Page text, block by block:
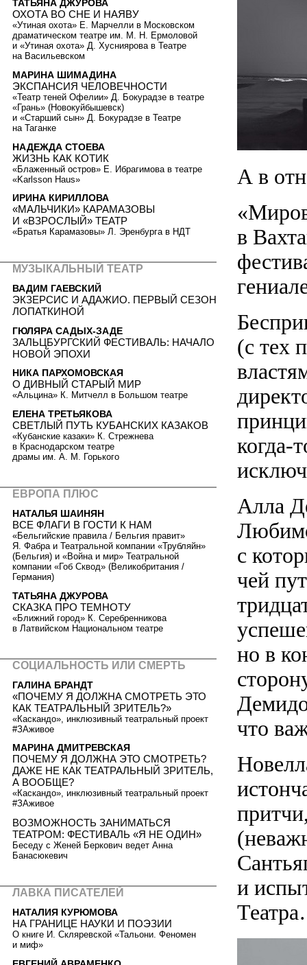
А в
в
(с тех
когда-
Алла
с
чей
но в
что
и
ТАТЬЯНА ДЖУРОВА
ОХОТА ВО СНЕ И НАЯВУ
«Утиная охота» Е. Марчелли в Московском
драматическом театре им. М. Н. Ермоловой
и «Утиная охота» Д. Хусниярова в Театре
на Васильевском
МАРИНА ШИМАДИНА
ЭКСПАНСИЯ ЧЕЛОВЕЧНОСТИ
«Театр теней Офелии» Д. Бокурадзе в театре
«Грань» (Новокуйбышевск)
и «Старший сын» Д. Бокурадзе в Театре
на Таганке
НАДЕЖДА СТОЕВА
ЖИЗНЬ КАК КОТИК
«Блаженный остров» Е. Ибрагимова в театре
«Karlsson Haus»
ИРИНА КИРИЛЛОВА
«МАЛЬЧИКИ» КАРАМАЗОВЫ
И «ВЗРОСЛЫЙ» ТЕАТР
«Братья Карамазовы» Л. Эренбурга в НДТ
МУЗЫКАЛЬНЫЙ ТЕАТР
ВАДИМ ГАЕВСКИЙ
ЭКЗЕРСИС И АДАЖИО. ПЕРВЫЙ СЕЗОН
ЛОПАТКИНОЙ
ГЮЛЯРА САДЫХ-ЗАДЕ
ЗАЛЬЦБУРГСКИЙ ФЕСТИВАЛЬ: НАЧАЛО
НОВОЙ ЭПОХИ
НИКА ПАРХОМОВСКАЯ
О ДИВНЫЙ СТАРЫЙ МИР
«Альцина» К. Митчелл в Большом театре
ЕЛЕНА ТРЕТЬЯКОВА
СВЕТЛЫЙ ПУТЬ КУБАНСКИХ КАЗАКОВ
«Кубанские казаки» К. Стрежнева
в Краснодарском театре
драмы им. А. М. Горького
ЕВРОПА ПЛЮС
НАТАЛЬЯ ШАИНЯН
ВСЕ ФЛАГИ В ГОСТИ К НАМ
«Бельгийские правила / Бельгия правит»
Я. Фабра и Театральной компании «Трубляйн»
(Бельгия) и «Война и мир» Театральной
компании «Гоб Сквод» (Великобритания /
Германия)
ТАТЬЯНА ДЖУРОВА
СКАЗКА ПРО ТЕМНОТУ
«Ближний город» К. Серебренникова
в Латвийском Национальном театре
СОЦИАЛЬНОСТЬ ИЛИ СМЕРТЬ
ГАЛИНА БРАНДТ
«ПОЧЕМУ Я ДОЛЖНА СМОТРЕТЬ ЭТО
КАК ТЕАТРАЛЬНЫЙ ЗРИТЕЛЬ?»
«Каскандо», инклюзивный театральный проект
#ЗАживое
МАРИНА ДМИТРЕВСКАЯ
ПОЧЕМУ Я ДОЛЖНА ЭТО СМОТРЕТЬ?
ДАЖЕ НЕ КАК ТЕАТРАЛЬНЫЙ ЗРИТЕЛЬ,
А ВООБЩЕ?
«Каскандо», инклюзивный театральный проект
#ЗАживое
ВОЗМОЖНОСТЬ ЗАНИМАТЬСЯ
ТЕАТРОМ: ФЕСТИВАЛЬ «Я НЕ ОДИН»
Беседу с Женей Беркович ведет Анна
Банасюкевич
ЛАВКА ПИСАТЕЛЕЙ
НАТАЛИЯ КУРЮМОВА
НА ГРАНИЦЕ НАУКИ И ПОЭЗИИ
О книге И. Скляревской «Тальони. Феномен
и миф»